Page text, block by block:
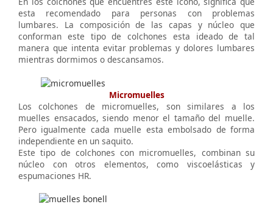
esta recomendado para personas con problemas
lumbares. La composición de las capas y núcleo que
conforman este tipo de colchones esta ideado de tal
manera que intenta evitar problemas y dolores lumbares
mientras dormimos o descansamos.
Micromuelles
Los colchones de micromuelles, son similares a los
muelles ensacados, siendo menor el tamaño del muelle.
Pero igualmente cada muelle esta embolsado de forma
independiente en un saquito.
Este tipo de colchones con micromuelles, combinan su
núcleo con otros elementos, como viscoelásticas y
espumaciones HR.